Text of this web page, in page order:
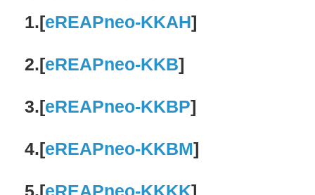
1.[eREAPneo-KKAH]
2.[eREAPneo-KKB]
3.[eREAPneo-KKBP]
4.[eREAPneo-KKBM]
5.[eREAPneo-KKKK]